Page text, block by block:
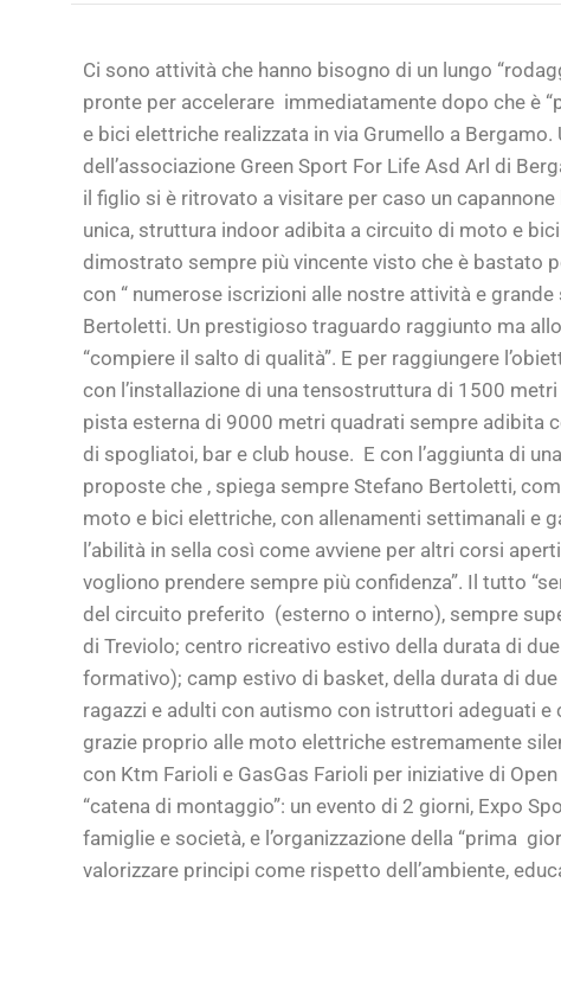
Ci sono attività che hanno bisogno di un lungo
pronte per accelerare immediatamente dopo che è
e bici elettriche realizzata in via Grumello a
dell’associazione Green Sport For Life Asd Arl di
il figlio si è ritrovato a visitare per caso un
unica, struttura indoor adibita a circuito di moto e
dimostrato sempre più vincente visto che è bastato
con “ numerose iscrizioni alle nostre attività e
Bertoletti. Un prestigioso traguardo raggiunto ma
“compiere il salto di qualità”. E per raggiungere
con l’installazione di una tensostruttura di 1500
pista esterna di 9000 metri quadrati sempre adibita
di spogliatoi, bar e club house. E con l’aggiunta di
proposte che , spiega sempre Stefano Bertoletti,
moto e bici elettriche, con allenamenti settimanali e
l’abilità in sella così come avviene per altri corsi
vogliono prendere sempre più confidenza”. Il tutto
del circuito preferito (esterno o interno), sempre
di Treviolo; centro ricreativo estivo della durata di
formativo); camp estivo di basket, della durata di due
ragazzi e adulti con autismo con istruttori adeguati
grazie proprio alle moto elettriche estremamente
con Ktm Farioli e GasGas Farioli per iniziative di
“catena di montaggio”: un evento di 2 giorni, Expo
famiglie e società, e l’organizzazione della “prima
valorizzare principi come rispetto dell’ambiente,